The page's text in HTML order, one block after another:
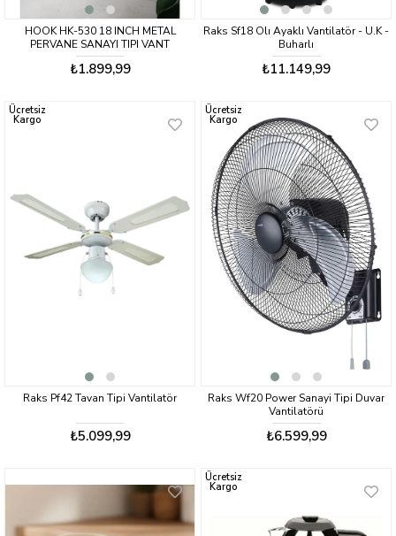
HOOK HK-530 18 INCH METAL
PERVANE SANAYI TIPI VANT
₺1.899,99
Raks Sf18 Olı Ayaklı Vantilatör - U.K -
Buharlı
₺11.149,99
Raks Pf42 Tavan Tipi Vantilatör
₺5.099,99
Ücretsiz
Kargo
Raks Wf20 Power Sanayi Tipi Duvar
Vantilatörü
₺6.599,99
Ücretsiz
Kargo
Ücretsiz
Kargo